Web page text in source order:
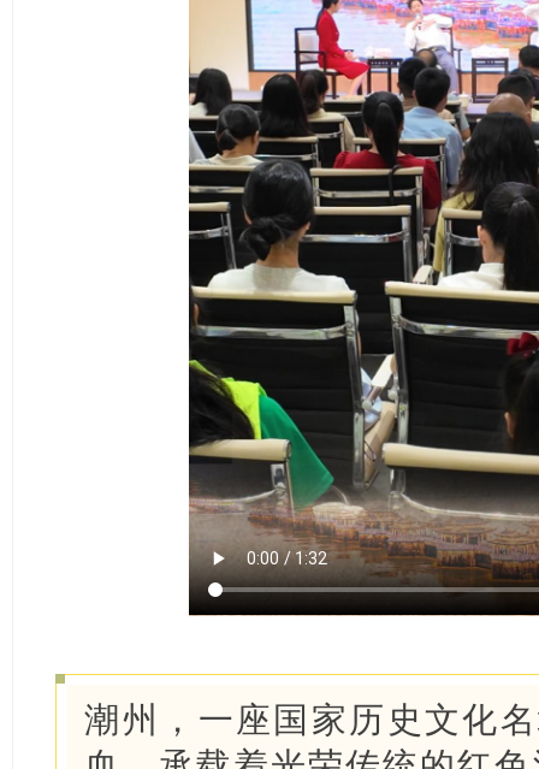
潮州，一座国家历史文化